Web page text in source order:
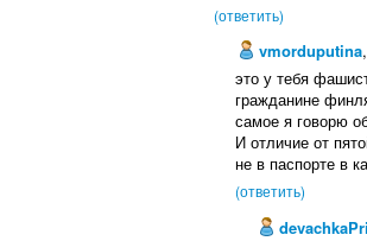
(ответить)
vmorduputina,
это у тебя
гражданине
самое я говорю
И отличие от
не в паспорте в
(ответить)